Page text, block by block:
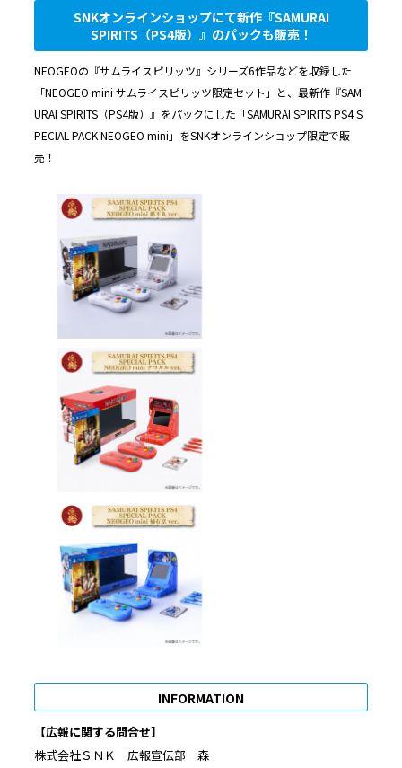
SNKオンラインショップにて新作『SAMURAI
SPIRITS（PS4版）』のパックも販売！
NEOGEOの『サムライスピリッツ』シリーズ6作品などを収録した
「NEOGEO mini サムライスピリッツ限定セット」と、最新作『SAM
URAI SPIRITS（PS4版）』をパックにした「SAMURAI SPIRITS PS4 S
PECIAL PACK NEOGEO mini」をSNKオンラインショップ限定で販
売！
INFORMATION
【広報に関する問合せ】
株式会社ＳＮＫ 広報宣伝部 森